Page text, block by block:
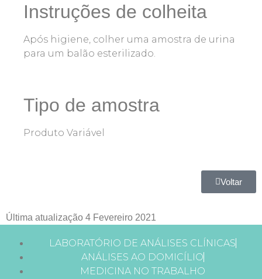
Instruções de colheita
Após higiene, colher uma amostra de urina
para um balão esterilizado.
Tipo de amostra
Produto Variável
Voltar
Última atualização 4 Fevereiro 2021
LABORATÓRIO DE ANÁLISES CLÍNICAS
ANÁLISES AO DOMICÍLIO
MEDICINA NO TRABALHO